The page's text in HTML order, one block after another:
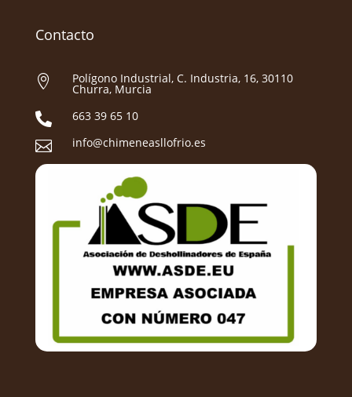
Contacto
 Polígono Industrial, C. Industria, 16, 30110
Churra, Murcia
 663 39 65 10
 info@chimeneasllofrio.es